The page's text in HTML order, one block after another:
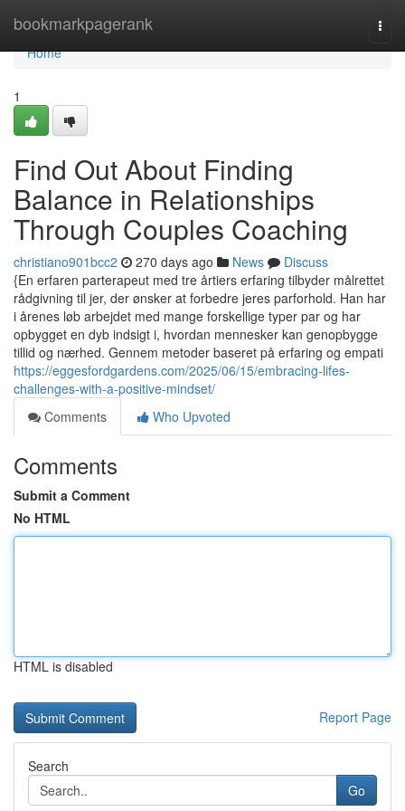
bookmarkpagerank
Home
Home
1
Find Out About Finding
Balance in Relationships
Through Couples Coaching
christiano901bcc2 270 days ago News
Discuss
{En erfaren parterapeut med tre årtiers erfaring tilbyder målrettet
rådgivning til jer, der ønsker at forbedre jeres parforhold. Han har
i årenes løb arbejdet med mange forskellige typer par og har
opbygget en dyb indsigt i, hvordan mennesker kan genopbygge
tillid og nærhed. Gennem metoder baseret på erfaring og empati
https://eggesfordgardens.com/2025/06/15/embracing-lifes-
challenges-with-a-positive-mindset/
Comments
Who Upvoted
Comments
Submit a Comment
No HTML
HTML is disabled
Report Page
Search
Go